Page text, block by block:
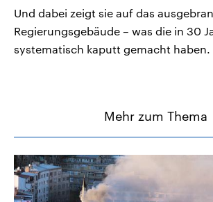
Und dabei zeigt sie auf das
Regierungsgebäude – was die in 30
systematisch kaputt gemacht haben.
Mehr zum Thema